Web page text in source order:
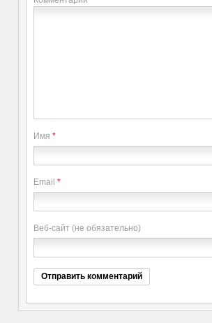
Имя *
Email *
Веб-сайт (не обязательно)